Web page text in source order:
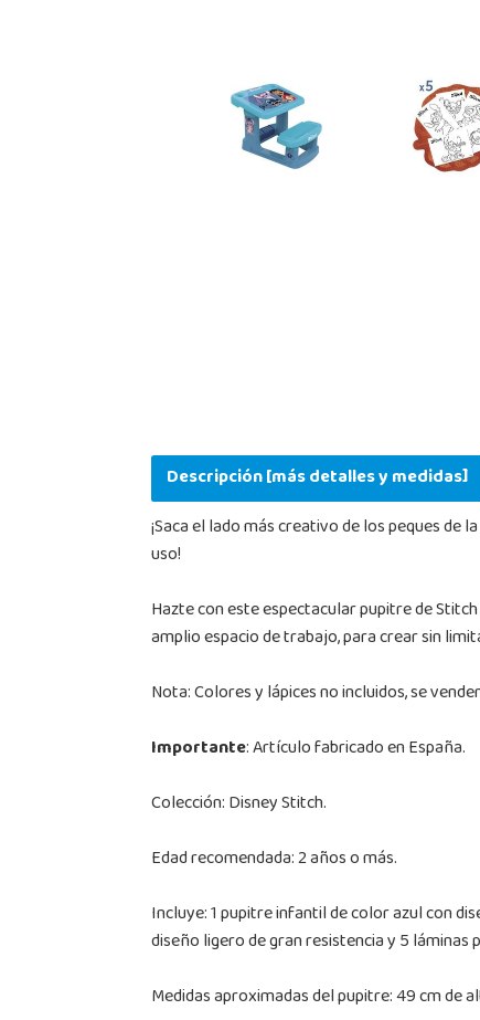
Descripción [más detalles y medidas]
¡Saca el lado más creativo de los peques de
uso!
Hazte con este espectacular pupitre de
amplio espacio de trabajo, para crear sin
Nota: Colores y lápices no incluidos, se
Importante: Artículo fabricado en España.
Colección: Disney Stitch.
Edad recomendada: 2 años o más.
Incluye: 1 pupitre infantil de color azul con
diseño ligero de gran resistencia y 5
Medidas aproximadas del pupitre: 49 cm de